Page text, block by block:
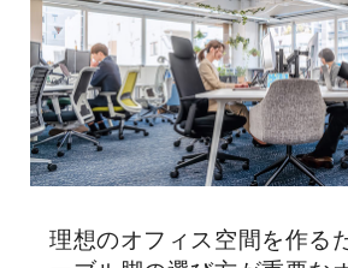
理想のオフィス空間を作る